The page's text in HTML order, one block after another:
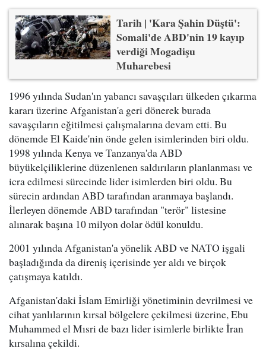
Tarih | 'Kara Şahin Düştü':
Somali'de ABD'nin 19 kayıp
verdiği Mogadişu
Muharebesi
1996 yılında Sudan'ın yabancı savaşçıları ülkeden çıkarma
kararı üzerine Afganistan'a geri dönerek burada
savaşçıların eğitilmesi çalışmalarına devam etti. Bu
dönemde El Kaide'nin önde gelen isimlerinden biri oldu.
1998 yılında Kenya ve Tanzanya'da ABD
büyükelçiliklerine düzenlenen saldırıların planlanması ve
icra edilmesi sürecinde lider isimlerden biri oldu. Bu
sürecin ardından ABD tarafından aranmaya başlandı.
İlerleyen dönemde ABD tarafından "terör" listesine
alınarak başına 10 milyon dolar ödül konuldu.
2001 yılında Afganistan'a yönelik ABD ve NATO işgali
başladığında da direniş içerisinde yer aldı ve birçok
çatışmaya katıldı.
Afganistan'daki İslam Emirliği yönetiminin devrilmesi ve
cihat yanlılarının kırsal bölgelere çekilmesi üzerine, Ebu
Muhammed el Mısri de bazı lider isimlerle birlikte İran
kırsalına çekildi.